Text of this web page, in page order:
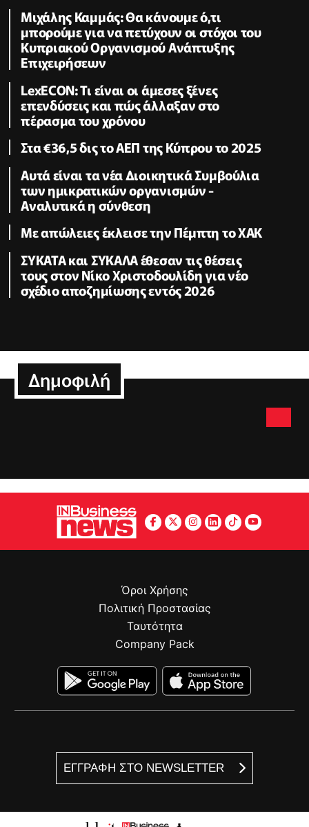
Μιχάλης Καμμάς: Θα κάνουμε ό,τι
μπορούμε για να πετύχουν οι στόχοι του
Κυπριακού Οργανισμού Ανάπτυξης
Επιχειρήσεων
LexECON: Τι είναι οι άμεσες ξένες
επενδύσεις και πώς άλλαξαν στο
πέρασμα του χρόνου
Στα €36,5 δις το ΑΕΠ της Κύπρου το 2025
Αυτά είναι τα νέα Διοικητικά Συμβούλια
των ημικρατικών οργανισμών -
Αναλυτικά η σύνθεση
Με απώλειες έκλεισε την Πέμπτη το ΧΑΚ
ΣΥΚΑΤΑ και ΣΥΚΑΛΑ έθεσαν τις θέσεις
τους στον Νίκο Χριστοδουλίδη για νέο
σχέδιο αποζημίωσης εντός 2026
Δημοφιλή
ΕΓΓΡΑΦΗ ΣΤΟ NEWSLETTER
Όροι Χρήσης
Πολιτική Προστασίας
Ταυτότητα
Company Pack